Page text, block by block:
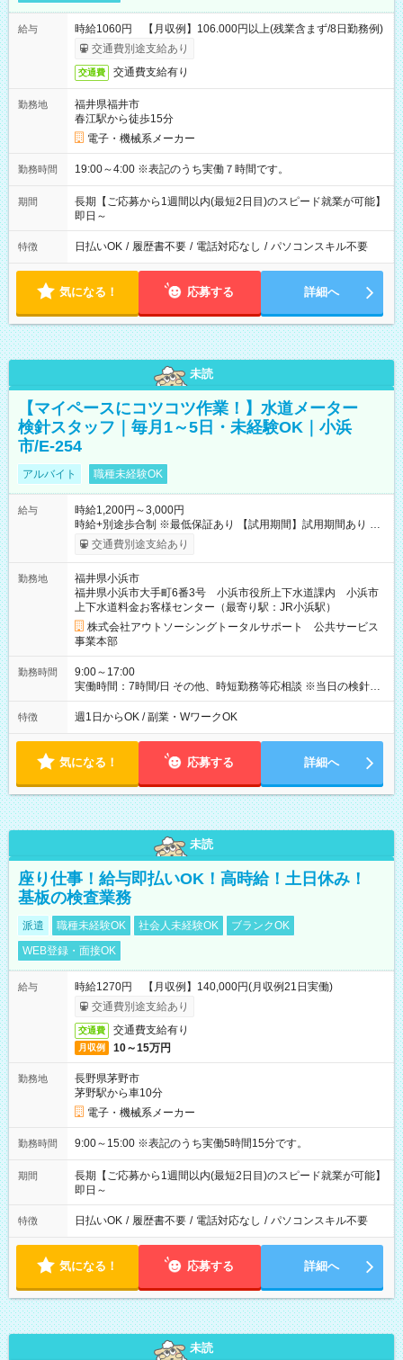
給与
時給1060円 【月収例】106.000円以上(残業含まず/8日勤務例)
交通費別途支給あり
交通費 交通費支給有り
勤務地
福井県福井市
春江駅から徒歩15分
電子・機械系メーカー
勤務時間 19:00～4:00 ※表記のうち実働７時間です。
期間
長期【ご応募から1週間以内(最短2日目)のスピード就業が可能】
即日～
特徴 日払いOK / 履歴書不要 / 電話対応なし / パソコンスキル不要
気になる！ 応募する 詳細へ
未読
【マイペースにコツコツ作業！】水道メーター
検針スタッフ｜毎月1～5日・未経験OK｜小浜
市/E-254
アルバイト 職種未経験OK
給与
時給1,200円～3,000円
時給+別途歩合制 ※最低保証あり 【試用期間】試用期間あり 試
用期間の長さ：2ヶ月 雇用形態、給与は本採用時と同じです。
交通費別途支給あり
勤務地
福井県小浜市
福井県小浜市大手町6番3号 小浜市役所上下水道課内 小浜市
上下水道料金お客様センター（最寄り駅：JR小浜駅）
株式会社アウトソーシングトータルサポート 公共サービス
事業本部
勤務時間
9:00～17:00
実働時間：7時間/日 その他、時短勤務等応相談 ※当日の検針業
務終了次第帰宅可能
特徴 週1日からOK / 副業・WワークOK
気になる！ 応募する 詳細へ
未読
座り仕事！給与即払いOK！高時給！土日休み！
基板の検査業務
派遣 職種未経験OK 社会人未経験OK
ブランクOK
WEB登録・面接OK
給与
時給1270円 【月収例】140,000円(月収例21日実働)
交通費別途支給あり
交通費 交通費支給有り
月収例 10～15万円
勤務地
長野県茅野市
茅野駅から車10分
電子・機械系メーカー
勤務時間 9:00～15:00 ※表記のうち実働5時間15分です。
期間
長期【ご応募から1週間以内(最短2日目)のスピード就業が可能】
即日～
特徴 日払いOK / 履歴書不要 / 電話対応なし / パソコンスキル不要
気になる！ 応募する 詳細へ
未読